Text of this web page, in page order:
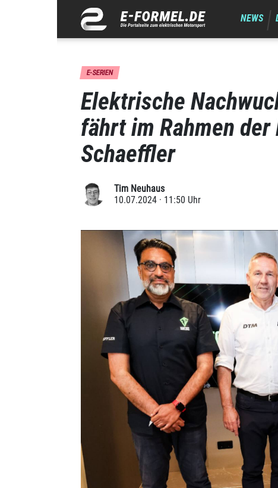
NEWS
E-SERIEN
Elektrische
fährt im Rahmen
Schaeffler
Tim Neuhaus
10.07.2024 · 11:50 Uhr